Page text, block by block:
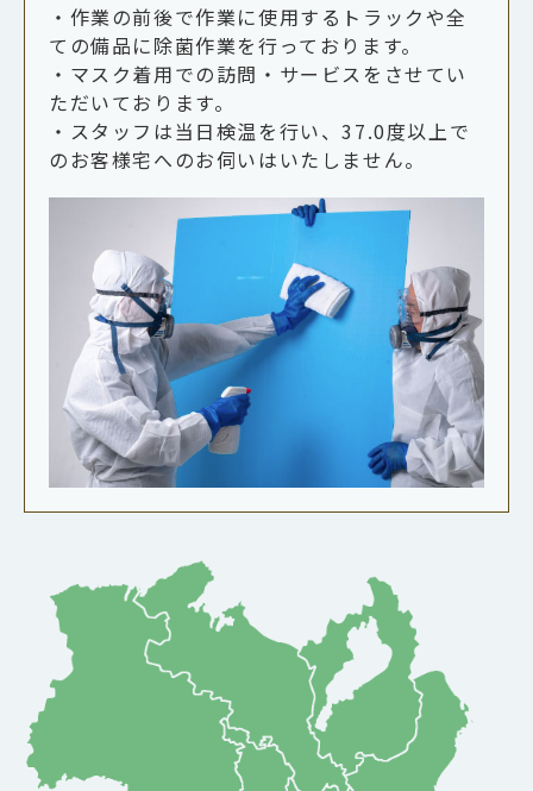
・作業の前後で作業に使用するトラックや全
ての備品に除菌作業を行っております。
・マスク着用での訪問・サービスをさせてい
ただいております。
・スタッフは当日検温を行い、37.0度以上で
のお客様宅へのお伺いはいたしません。